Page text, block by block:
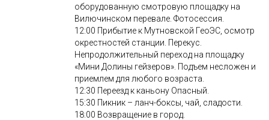
оборудованную смотровую площадку на
Вилючинском перевале. Фотосессия.
12:00 Прибытие к Мутновской ГеоЭС, осмотр
окрестностей станции. Перекус.
Непродолжительный переход на площадку
«Мини Долины гейзеров». Подъем несложен и
приемлем для любого возраста.
12:30 Переезд к каньону Опасный.
15:30 Пикник – ланч-боксы, чай, сладости.
18:00 Возвращение в город.